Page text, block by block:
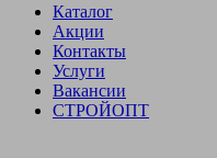
Каталог
Акции
Контакты
Услуги
Вакансии
СТРОЙОПТ